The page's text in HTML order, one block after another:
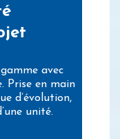
avec
Prise en main
d’évolution,
unité.